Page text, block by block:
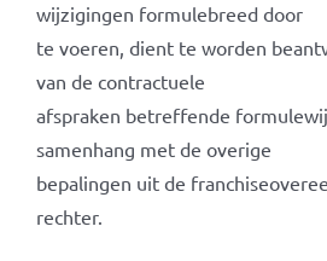
wijzigingen formulebreed door
te voeren, dient te worden
van de contractuele
afspraken betreffende
samenhang met de overige
bepalingen uit de
rechter.